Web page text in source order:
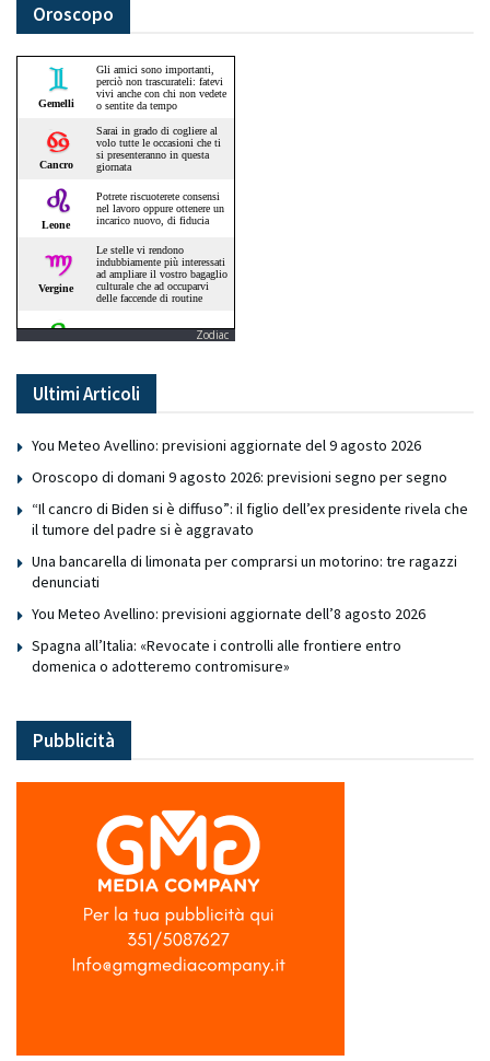
Oroscopo
Zodiac
Ultimi Articoli
You Meteo Avellino: previsioni aggiornate del 9 agosto 2026
Oroscopo di domani 9 agosto 2026: previsioni segno per segno
“Il cancro di Biden si è diffuso”: il figlio dell’ex presidente rivela che
il tumore del padre si è aggravato
Una bancarella di limonata per comprarsi un motorino: tre ragazzi
denunciati
You Meteo Avellino: previsioni aggiornate dell’8 agosto 2026
Spagna all’Italia: «Revocate i controlli alle frontiere entro
domenica o adotteremo contromisure»
Pubblicità